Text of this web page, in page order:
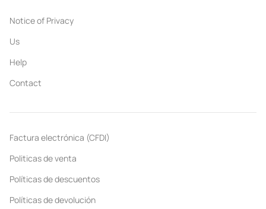
Notice of Privacy
Us
Help
Contact
Factura electrónica (CFDI)
Politicas de venta
Políticas de descuentos
Políticas de devolución